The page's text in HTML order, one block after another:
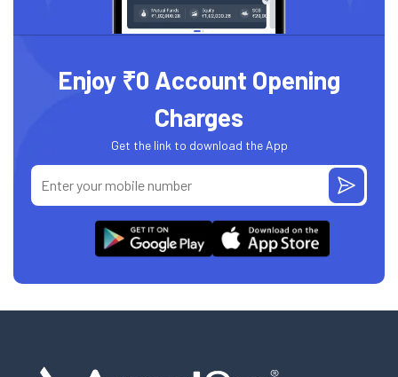
Enjoy ₹0 Account Opening
Charges
Get the link to download the App